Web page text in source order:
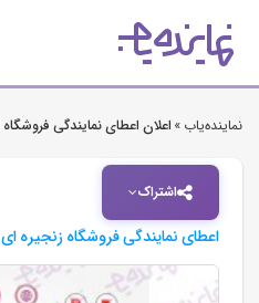
نماینده‌یاب » اعلان اعطای نمایندگی
اشتراک
اعطای نمایندگی فروشگاه زنجیره